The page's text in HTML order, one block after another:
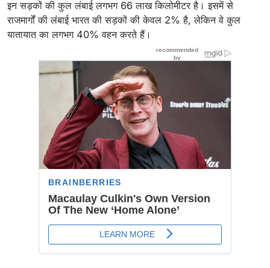
इन सड़कों की कुल लंबाई लगभग 66 लाख किलोमीटर है। इसमें से
राजमार्गों की लंबाई भारत की सड़कों की केवल 2% है, लेकिन वे कुल
यातायात का लगभग 40% वहन करते हैं।